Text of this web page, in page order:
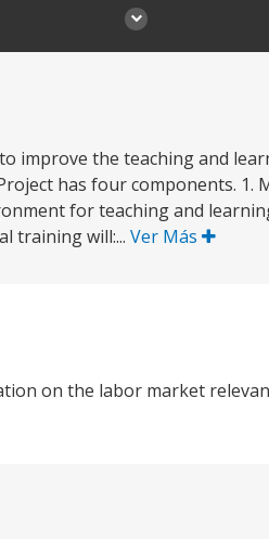
improve the teaching and
has four components. 1.
for teaching and
training will:... Ver Más
on the labor market